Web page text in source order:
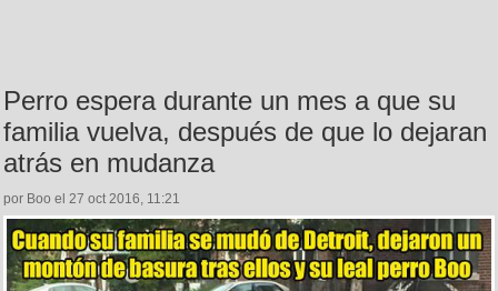
Perro espera durante un mes a que su
familia vuelva, después de que lo dejaran
atrás en mudanza
por Boo el 27 oct 2016, 11:21